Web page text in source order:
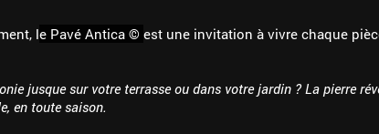
le Pavé Antica © est une invitation à vivre chaque
jusque sur votre terrasse ou dans votre jardin ? La pierre
en toute saison.